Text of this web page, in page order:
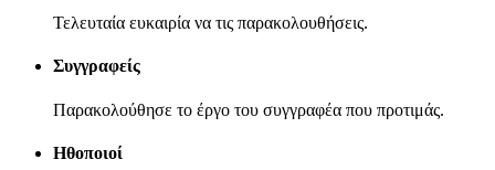
Τελευταία ευκαιρία να τις παρακολουθήσεις.
Συγγραφείς
Παρακολούθησε το έργο του συγγραφέα που προτιμάς.
Ηθοποιοί